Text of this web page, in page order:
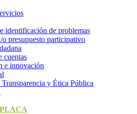
identificación de problemas
o presupuesto participativo​
cuentas
e innovación
Transparencia y Ética Pública